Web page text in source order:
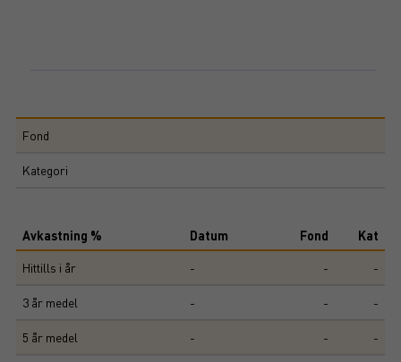
Fond
Kategori
Avkastning % Datum Fond
Kat
Hittills i år
- - -
3 år medel - - -
5 år medel - - -